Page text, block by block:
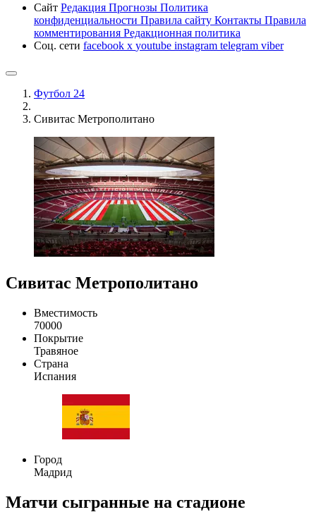
Сайт Редакция Прогнозы Политика
конфиденциальности Правила сайту Контакты Правила
комментирования Редакционная политика
Соц. сети facebook x youtube instagram telegram viber
Футбол 24
Сивитас Метрополитано
Сивитас Метрополитано
Вместимость
70000
Покрытие
Травяное
Страна
Испания
Город
Мадрид
Матчи сыгранные на стадионе